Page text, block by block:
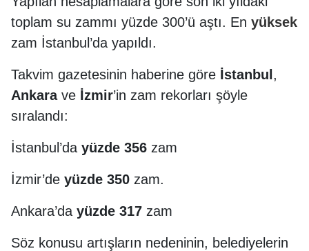
toplam su zammı yüzde 300’ü aştı. En yüksek
zam İstanbul’da yapıldı.
Takvim gazetesinin haberine göre İstanbul ,
Ankara ve İzmir’in zam rekorları şöyle
sıralandı:
İstanbul’da yüzde 356 zam
İzmir’de yüzde 350 zam.
Ankara’da yüzde 317 zam
Söz konusu artışların nedeninin, belediyelerin